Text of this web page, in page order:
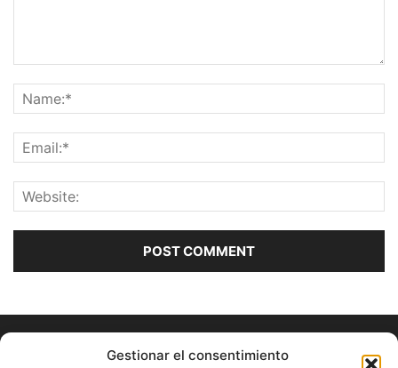
Gestionar el consentimiento